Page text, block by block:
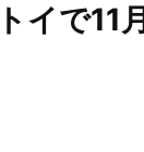
イで11月